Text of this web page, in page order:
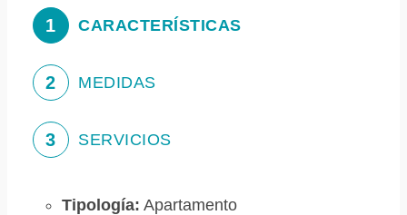
1 CARACTERÍSTICAS
2 MEDIDAS
3 SERVICIOS
Tipología: Apartamento